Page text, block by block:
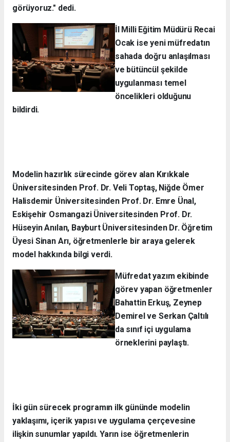
görüyoruz." dedi.
İl Milli Eğitim Müdürü Recai
Ocak ise yeni müfredatın
sahada doğru anlaşılması
ve bütüncül şekilde
uygulanması temel
öncelikleri olduğunu
bildirdi.
Modelin hazırlık sürecinde görev alan Kırıkkale
Üniversitesinden Prof. Dr. Veli Toptaş, Niğde Ömer
Halisdemir Üniversitesinden Prof. Dr. Emre Ünal,
Eskişehir Osmangazi Üniversitesinden Prof. Dr.
Hüseyin Anılan, Bayburt Üniversitesinden Dr. Öğretim
Üyesi Sinan Arı, öğretmenlerle bir araya gelerek
model hakkında bilgi verdi.
Müfredat yazım ekibinde
görev yapan öğretmenler
Bahattin Erkuş, Zeynep
Demirel ve Serkan Çaltılı
da sınıf içi uygulama
örneklerini paylaştı.
İki gün sürecek programın ilk gününde modelin
yaklaşımı, içerik yapısı ve uygulama çerçevesine
ilişkin sunumlar yapıldı. Yarın ise öğretmenlerin